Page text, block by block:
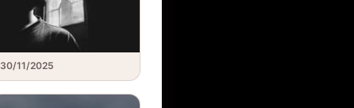
30/11/2025